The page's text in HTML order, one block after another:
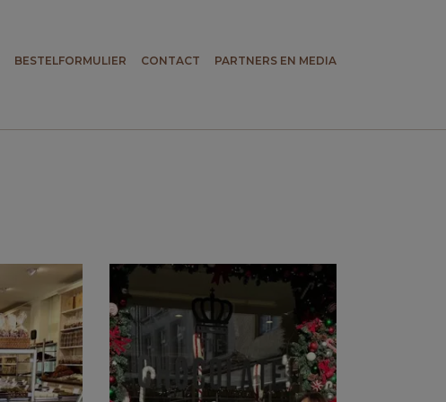
BESTELFORMULIER CONTACT PARTNERS EN MEDIA